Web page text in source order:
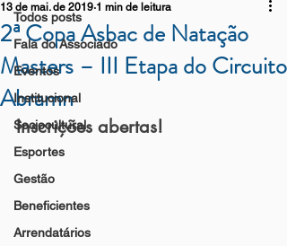
Todos posts
Fala do Associado
Eventos
Institucional
Sociocultural
Esportes
Gestão
Beneficientes
Arrendatários
2ª Copa Asbac de Natação
Masters – III Etapa do Circuito
Abramn
13 de mai. de 2019 1 min de leitura
Inscrições abertas!